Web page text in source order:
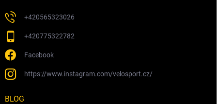
+420565323026
+420775322782
Facebook
https://www.instagram.com/velosport.cz/
BLOG